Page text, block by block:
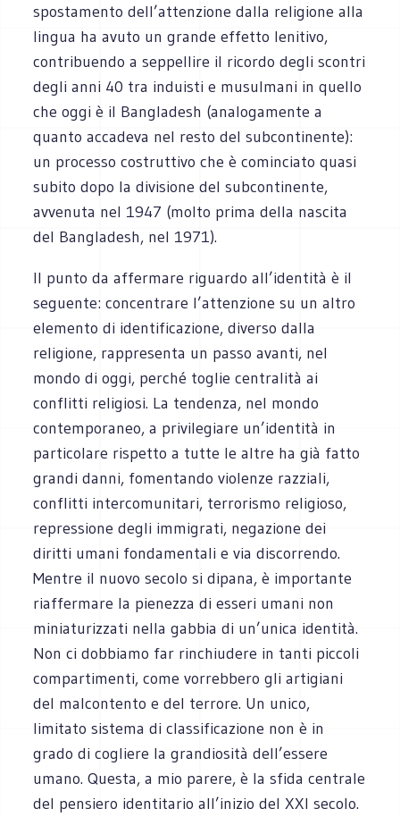
spostamento dell’attenzione dalla religione alla
lingua ha avuto un grande effetto lenitivo,
contribuendo a seppellire il ricordo degli scontri
degli anni 40 tra induisti e musulmani in quello
che oggi è il Bangladesh (analogamente a
quanto accadeva nel resto del subcontinente):
un processo costruttivo che è cominciato quasi
subito dopo la divisione del subcontinente,
avvenuta nel 1947 (molto prima della nascita
del Bangladesh, nel 1971).
Il punto da affermare riguardo all’identità è il
seguente: concentrare l’attenzione su un altro
elemento di identificazione, diverso dalla
religione, rappresenta un passo avanti, nel
mondo di oggi, perché toglie centralità ai
conflitti religiosi. La tendenza, nel mondo
contemporaneo, a privilegiare un’identità in
particolare rispetto a tutte le altre ha già fatto
grandi danni, fomentando violenze razziali,
conflitti intercomunitari, terrorismo religioso,
repressione degli immigrati, negazione dei
diritti umani fondamentali e via discorrendo.
Mentre il nuovo secolo si dipana, è importante
riaffermare la pienezza di esseri umani non
miniaturizzati nella gabbia di un’unica identità.
Non ci dobbiamo far rinchiudere in tanti piccoli
compartimenti, come vorrebbero gli artigiani
del malcontento e del terrore. Un unico,
limitato sistema di classificazione non è in
grado di cogliere la grandiosità dell’essere
umano. Questa, a mio parere, è la sfida centrale
del pensiero identitario all’inizio del XXI secolo.